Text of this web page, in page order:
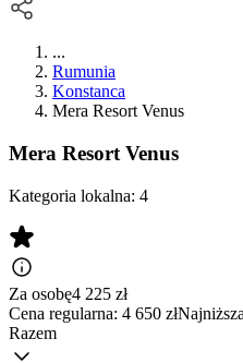
...
Rumunia
Konstanca
Mera Resort Venus
Mera Resort Venus
Kategoria lokalna: 4
Za osobę4 225 zł
Cena regularna: 4 650 zł
Razem